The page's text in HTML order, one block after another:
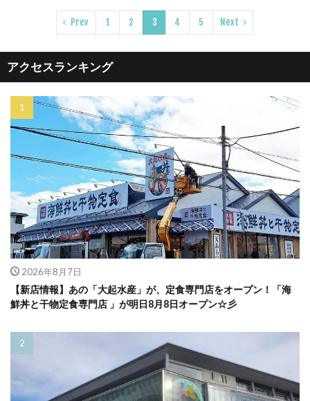
Prev 1 2 3 4 5 Next
アクセスランキング
2026年8月7日
【新店情報】あの「大起水産」が、定食専門店をオープン！「海
鮮丼と干物定食専門店 」が明日8月8日オープン☆彡